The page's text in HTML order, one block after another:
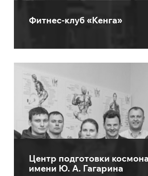
Фитнес-клуб «Кенга»
Центр подготовки
имени Ю. А. Гагарина